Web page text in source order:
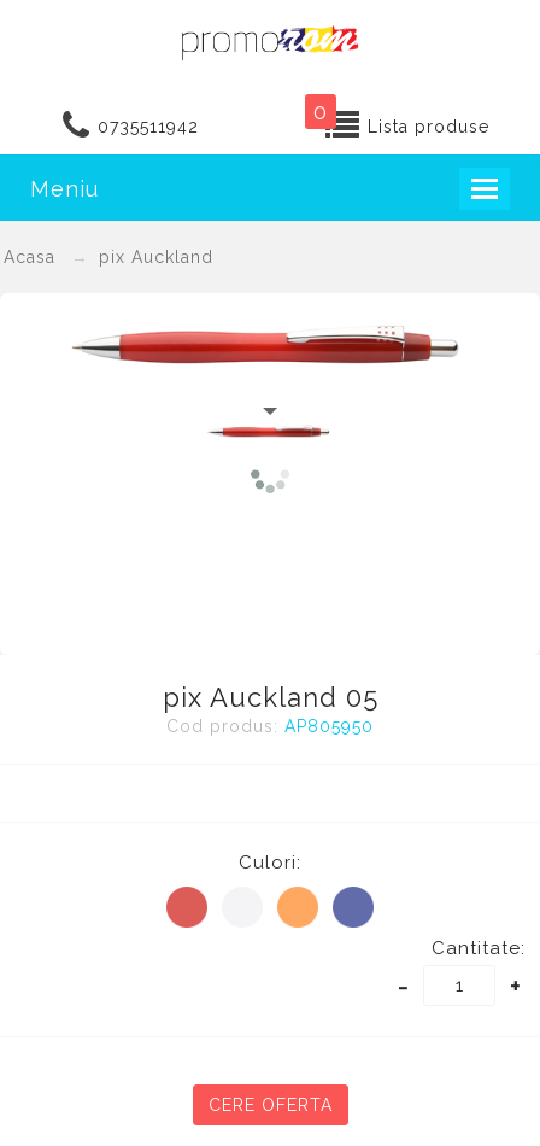
0735511942
0
Lista produse
Meniu
Acasa pix Auckland
pix Auckland 05
Cod produs: AP805950
Culori:
Cantitate:
- +
CERE OFERTA